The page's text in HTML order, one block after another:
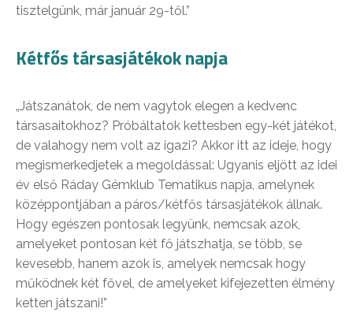
tisztelgünk, már január 29-től.”
Kétfős társasjátékok napja
„Játszanátok, de nem vagytok elegen a kedvenc
társasaitokhoz? Próbáltatok kettesben egy-két játékot,
de valahogy nem volt az igazi? Akkor itt az ideje, hogy
megismerkedjetek a megoldással: Ugyanis eljött az idei
év első Ráday Gémklub Tematikus napja, amelynek
középpontjában a páros/kétfős társasjátékok állnak.
Hogy egészen pontosak legyünk, nemcsak azok,
amelyeket pontosan két fő játszhatja, se több, se
kevesebb, hanem azok is, amelyek nemcsak hogy
működnek két fővel, de amelyeket kifejezetten élmény
ketten játszani!”